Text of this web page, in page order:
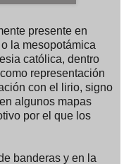
presente en
la mesopotámica
católica, dentro
representación
con el lirio, signo
algunos mapas
por el que los
banderas y en la